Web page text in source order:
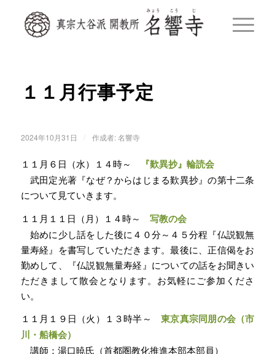
１１月行事予定
2024年10月31日 作成者:名響寺
１１月６日（水）１４時～ 『歎異抄』輪読会
武田定光著『なぜ？からはじまる歎異抄』の第十二条
について見ていきます。
１１月１１日（月）１４時～ 写教の会
始めに少し話をした後に４０分～４５分程『仏説観無
量寿経』を書写していただきます。最後に、正信偈をお
勤めして、『仏説観無量寿経』についての話をお聞きい
ただきまして散会となります。お気軽にご参加くださ
い。
１１月１９日（火）１３時半～東京真宗同朋の会（市
川・船橋会）
講師：湯口暁氏（首都圏教化推進本部本部員）